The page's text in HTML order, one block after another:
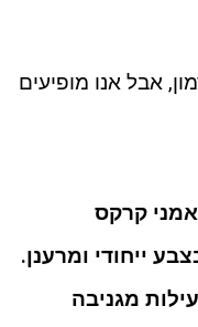
האפשרויות
אבל אנו מופיעים
קרקס
ייחודי ומרענן.
מגניבה